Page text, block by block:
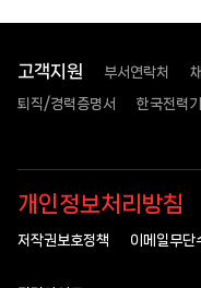
수렴
·
승인
사용후연료
반출
완료,
고객지원 부서연락처
퇴직/경력증명서 한국전력
개인정보처리방침
저작권보호정책 이메일무단